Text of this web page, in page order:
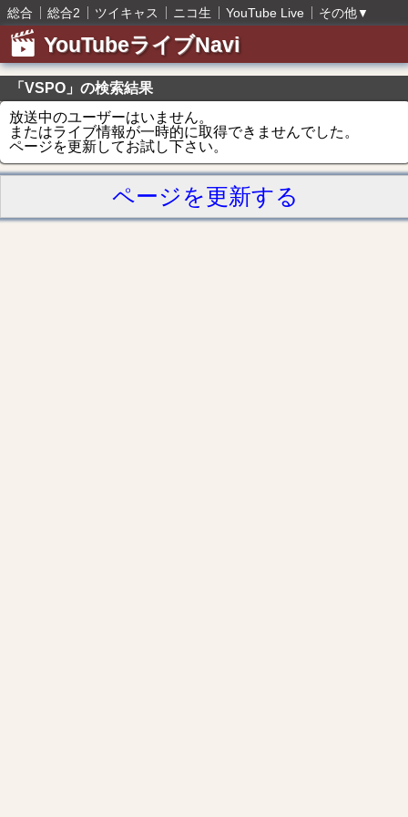
総合 総合2 ツイキャス ニコ生 YouTube Live その他▼
YouTubeライブNavi
「VSPO」の検索結果
放送中のユーザーはいません。
またはライブ情報が一時的に取得できませんでした。
ページを更新してお試し下さい。
ページを更新する